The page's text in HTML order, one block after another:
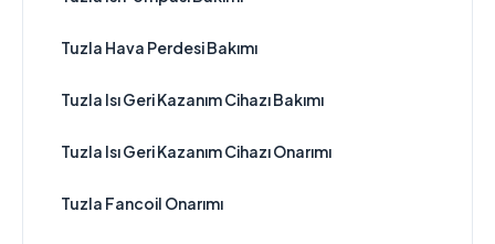
Tuzla Hava Perdesi Bakımı
Tuzla Isı Geri Kazanım Cihazı Bakımı
Tuzla Isı Geri Kazanım Cihazı Onarımı
Tuzla Fancoil Onarımı